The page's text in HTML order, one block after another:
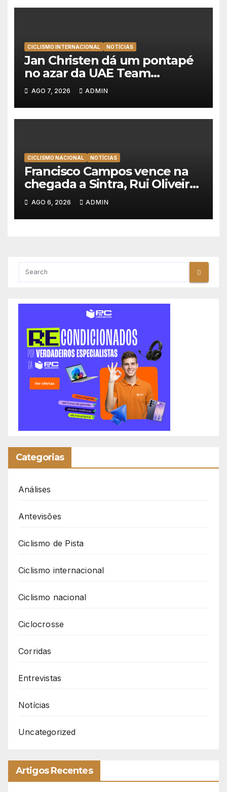
CICLISMO INTERNACIONAL NOTÍCIAS
Jan Christen dá um pontapé
no azar da UAE Team
Emirates e vence na Volta a
Polónia
AGO 7, 2026 ADMIN
CICLISMO NACIONAL NOTÍCIAS
Francisco Campos vence na
chegada a Sintra, Rui Oliveira
veste de amarelo na Volta a
Portugal
AGO 6, 2026 ADMIN
Categorias
Análises
Antevisões
Ciclismo de Pista
Ciclismo internacional
Ciclismo nacional
Ciclocrosse
Corridas
Entrevistas
Notícias
Uncategorized
Artigos Recentes